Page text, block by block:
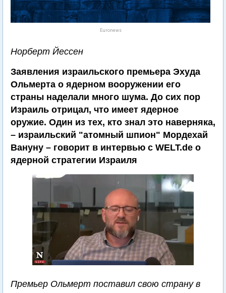
Euronews
Норберт Йессен
Заявления израильского премьера Эхуда
Ольмерта о ядерном вооружении его
страны наделали много шума. До сих пор
Израиль отрицал, что имеет ядерное
оружие. Один из тех, кто знал это наверняка,
– израильский "атомный шпион" Мордехай
Вануну – говорит в интервью с WELT.de о
ядерной стратегии Израиля
Премьер Ольмерт поставил свою страну в